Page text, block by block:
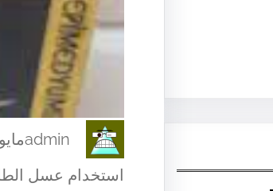
adminمايو 19, 2024
استخدام عسل